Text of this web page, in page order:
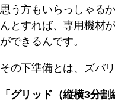
思う方もいらっしゃる
んとすれば、専用機材
ができるんです。
その下準備とは、ズバリ
「グリッド（縦横3分